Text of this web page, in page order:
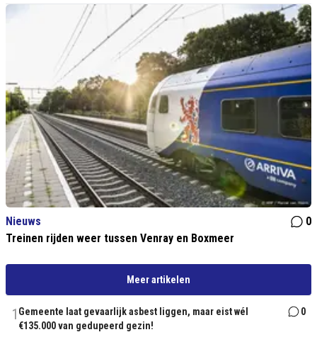
Nieuws
0
Treinen rijden weer tussen Venray en Boxmeer
Meer artikelen
1 Gemeente laat gevaarlijk asbest liggen, maar eist wél
€135.000 van gedupeerd gezin!
0